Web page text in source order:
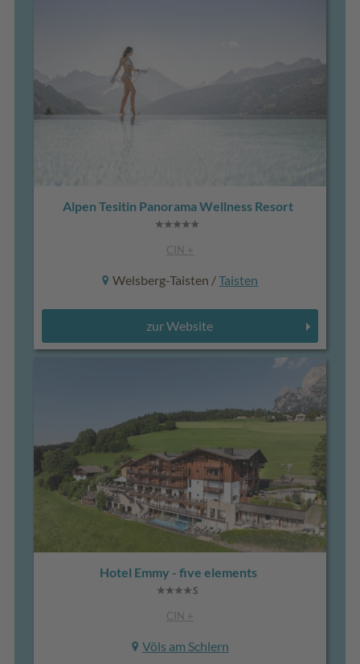
Alpen Tesitin Panorama Wellness Resort
CIN +
Welsberg-Taisten /Taisten
zur Website
Hotel Emmy - five elements
CIN +
Völs am Schlern